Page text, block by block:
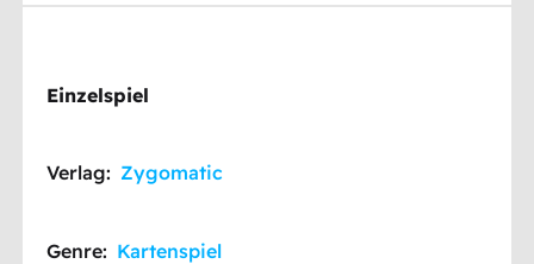
Einzelspiel
Verlag: Zygomatic
Genre: Kartenspiel